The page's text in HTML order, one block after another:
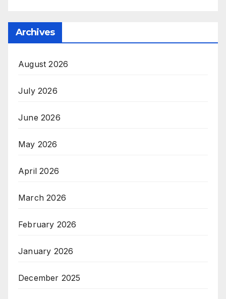
Archives
August 2026
July 2026
June 2026
May 2026
April 2026
March 2026
February 2026
January 2026
December 2025